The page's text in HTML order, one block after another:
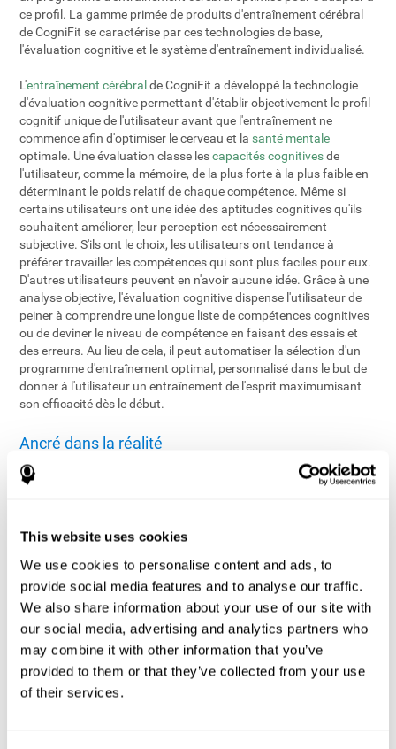
This website uses cookies
We use cookies to personalise content and ads, to
provide social media features and to analyse our traffic.
We also share information about your use of our site with
our social media, advertising and analytics partners who
may combine it with other information that you’ve
provided to them or that they’ve collected from your use
of their services.
ce profil. La gamme primée de produits d'entraînement cérébral
de CogniFit se caractérise par ces technologies de base,
l'évaluation cognitive et le système d'entraînement individualisé.
L'entraînement cérébral de CogniFit a développé la technologie
d'évaluation cognitive permettant d'établir objectivement le profil
cognitif unique de l'utilisateur avant que l'entraînement ne
commence afin d'optimiser le cerveau et la santé mentale
optimale. Une évaluation classe lescapacités cognitivesde
l'utilisateur, comme la mémoire, de la plus forte à la plus faible en
déterminant le poids relatif de chaque compétence. Même si
certains utilisateurs ont une idée des aptitudes cognitives qu'ils
souhaitent améliorer, leur perception est nécessairement
subjective. S'ils ont le choix, les utilisateurs ont tendance à
préférer travailler les compétences qui sont plus faciles pour eux.
D'autres utilisateurs peuvent en n'avoir aucune idée. Grâce à une
analyse objective, l'évaluation cognitive dispense l'utilisateur de
peiner à comprendre une longue liste de compétences cognitives
ou de deviner le niveau de compétence en faisant des essais et
des erreurs. Au lieu de cela, il peut automatiser la sélection d'un
programme d'entraînement optimal, personnalisé dans le but de
donner à l'utilisateur un entraînement de l'esprit maximumisant
son efficacité dès le début.
Ancré dans la réalité
Le SEI™ (Système d'Entraînement Individualisé) est une
application brevetée et technologiquement avancée en temps
fournies par l'évaluation, le SEI™ configure un programme
d'entraînement individualisé proposant un équilibre optimal entre
les tâches et les niveaux de difficulté en fonction du profil cognitif
de l'utilisateur en vue d'assurer le développement cognitif. En
cours, le SEI™ assure une efficacité maximale d'entraînement en
surveillant continuellement la performance de l'utilisateur et en
ajustant les tâches en temps réel.
L'entraînement individualisé rendu possible